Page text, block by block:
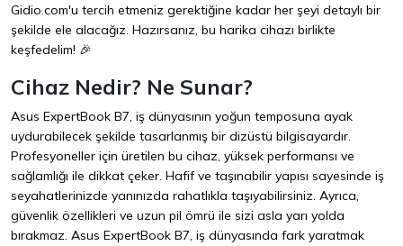
Gidio.com'u tercih etmeniz gerektiğine kadar her şeyi detaylı bir
şekilde ele alacağız. Hazırsanız, bu harika cihazı birlikte
keşfedelim! 🎉
Cihaz Nedir? Ne Sunar?
Asus ExpertBook B7, iş dünyasının yoğun temposuna ayak
uydurabilecek şekilde tasarlanmış bir dizüstü bilgisayardır.
Profesyoneller için üretilen bu cihaz, yüksek performansı ve
sağlamlığı ile dikkat çeker. Hafif ve taşınabilir yapısı sayesinde iş
seyahatlerinizde yanınızda rahatlıkla taşıyabilirsiniz. Ayrıca,
güvenlik özellikleri ve uzun pil ömrü ile sizi asla yarı yolda
bırakmaz. Asus ExpertBook B7, iş dünyasında fark yaratmak